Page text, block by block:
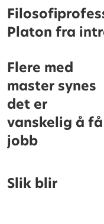
Platon fra
Flere med
master synes
det er
vanskelig å få
jobb
Slik blir